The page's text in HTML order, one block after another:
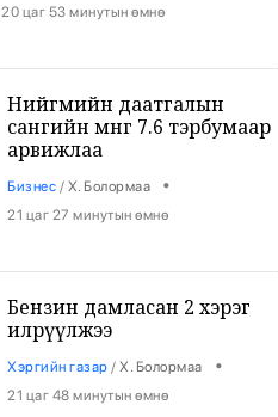
20 цаг 53 минутын өмнө
Нийгмийн даатгалын
сангийн мөнгө 7.6 тэрбумаар
арвижлаа
Бизнес / Х. Болормаа •
21 цаг 27 минутын өмнө
Бензин дамласан 2 хэрэг
илрүүлжээ
Хэргийн газар / Х. Болормаа •
21 цаг 48 минутын өмнө